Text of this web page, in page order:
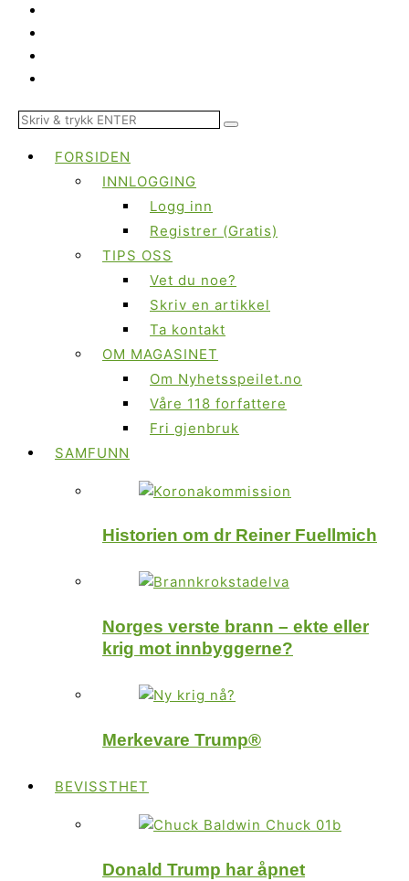
FORSIDEN
INNLOGGING
Logg inn
Registrer (Gratis)
TIPS OSS
Vet du noe?
Skriv en artikkel
Ta kontakt
OM MAGASINET
Om Nyhetsspeilet.no
Våre 118 forfattere
Fri gjenbruk
SAMFUNN
Historien om dr Reiner Fuellmich
Norges verste brann – ekte eller
krig mot innbyggerne?
Merkevare Trump®
BEVISSTHET
Donald Trump har åpnet